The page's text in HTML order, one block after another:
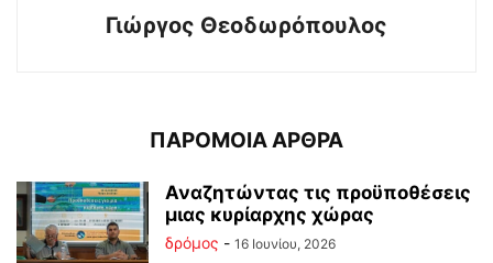
Γιώργος Θεοδωρόπουλος
ΠΑΡΟΜΟΙΑ ΑΡΘΡΑ
Αναζητώντας τις προϋποθέσεις
μιας κυρίαρχης χώρας
δρόμος - 16 Ιουνίου, 2026